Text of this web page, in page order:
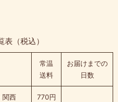
表（税込）
常温
送料
お届けまでの
日数
関西
770円